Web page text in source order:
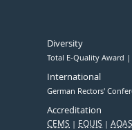
Diversity
Total E-Quality Award
International
German Rectors'
Accreditation
CEMS EQUIS AQAS